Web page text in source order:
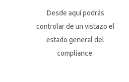
Desde aquí podrás
controlar de un vistazo el
estado general del
compliance.